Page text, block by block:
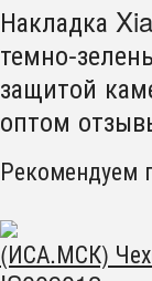
Накладка
темно-
защитой
оптом
Рекомендуем
(ИСА.МСК)